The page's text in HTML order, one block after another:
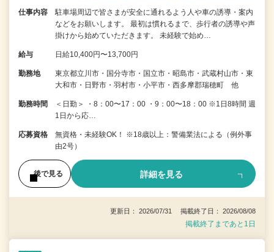
仕事内容
駐車場周辺で皆さまが安全に通れるよう人や車の誘導・案内
などをお願いします。 最初は慣れるまで、歩行者の誘導や声
掛けから始めていただきます。 未経験で始め…
給与 日給10,400円〜13,700円
勤務地
東京都立川市・国分寺市・国立市・昭島市・武蔵村山市・東
大和市・日野市・羽村市・小平市・西多摩郡瑞穂町 他
勤務時間
＜日勤＞ ・8：00〜17：00 ・9：00〜18：00 ※1日8時間 週
1日から応…
応募資格
無資格・未経験OK！ ※18歳以上：警備業法による（例外事
由2号）
後で見る 詳細を見る
更新日： 2026/07/31 掲載終了日： 2026/08/08
掲載終了まであと1日